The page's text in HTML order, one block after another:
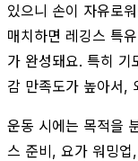
있으니 손이 자유로
매치하면 레깅스 특
가 완성돼요. 특히 기
감 만족도가 높아서,
운동 시에는 목적을
스 준비, 요가 워밍업